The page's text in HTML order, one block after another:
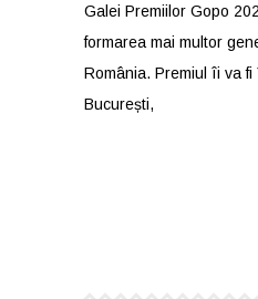
Galei Premiilor Gopo
formarea mai multor
România. Premiul îi va
București,